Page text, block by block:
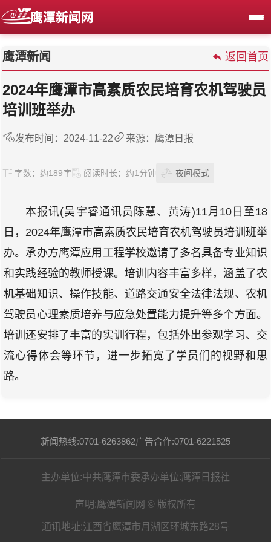
鹰潭新闻 返回首页
2024年鹰潭市高素质农民培育农机驾驶员
培训班举办
发布时间：2024-11-22 来源：鹰潭日报
字数： 约189字 阅读时长： 约1分钟 夜间模式
本报讯(吴宇睿通讯员陈慧、黄涛)11月10日至18
日，2024年鹰潭市高素质农民培育农机驾驶员培训班举
办。承办方鹰潭应用工程学校邀请了多名具备专业知识
和实践经验的教师授课。培训内容丰富多样，涵盖了农
机基础知识、操作技能、道路交通安全法律法规、农机
驾驶员心理素质培养与应急处置能力提升等多个方面。
培训还安排了丰富的实训行程，包括外出参观学习、交
流心得体会等环节，进一步拓宽了学员们的视野和思
路。
新闻热线:0701-6263862广告合作:0701-6221525
主办单位:中共鹰潭市委承办单位:鹰潭日报社
声明:鹰潭新闻网 © 版权所有
通讯地址:江西省鹰潭市月湖区环城东路28号